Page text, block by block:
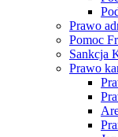
Prawo
Pomoc
Sankcja
Prawo